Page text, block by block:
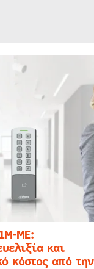
ME:
και
κόστος από την